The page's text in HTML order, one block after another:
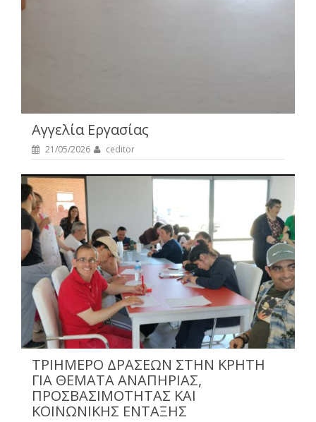
Αγγελία Εργασίας
21/05/2026 ceditor
ΤΡΙΗΜΕΡΟ ΔΡΑΣΕΩΝ ΣΤΗΝ ΚΡΗΤΗ
ΓΙΑ ΘΕΜΑΤΑ ΑΝΑΠΗΡΙΑΣ,
ΠΡΟΣΒΑΣΙΜΟΤΗΤΑΣ ΚΑΙ
ΚΟΙΝΩΝΙΚΗΣ ΕΝΤΑΞΗΣ